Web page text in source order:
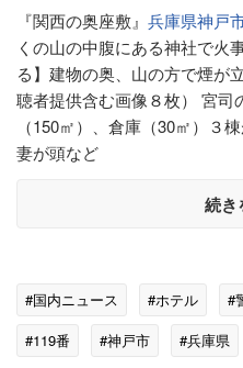
『関西の奥座敷』 兵庫県神戸
くの山の中腹にある神社で火
る】建物の奥、山の方で煙が
聴者提供含む画像８枚） 宮司
（150㎡）、倉庫（30㎡）３
妻が頭など
続き
#国内ニュース #ホテル #
#119番
#神戸市 #兵庫県